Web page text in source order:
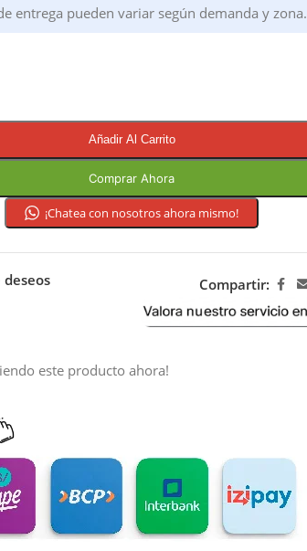
entrega pueden variar según demanda y zona.
Añadir Al Carrito
Comprar Ahora
¡Chatea con nosotros ahora mismo!
Compartir:
este producto ahora!